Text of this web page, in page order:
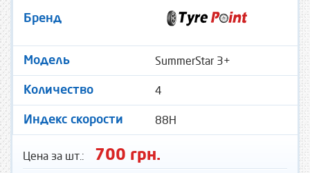
Бренд
Модель SummerStar 3+
Количество 4
Индекс скорости 88H
Цена за шт.: 700 грн.